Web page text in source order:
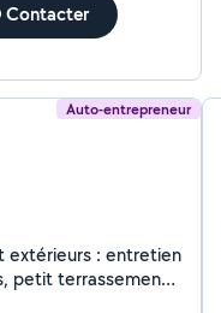
Contacter
Auto-entrepreneur
extérieurs : entretien
petit terrassement